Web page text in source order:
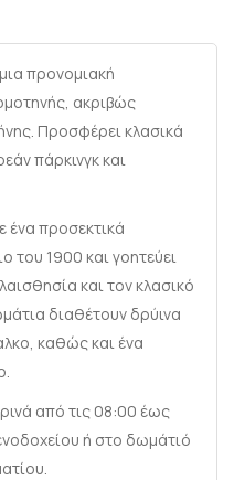
προνομιακή
ακριβώς
Προσφέρει κλασικά
πάρκινγκ και
ένα προσεκτικά
του 1900 και γοητεύει
και τον κλασικό
διαθέτουν δρύινα
καθώς και ένα
από τις 08:00 έως
ή στο δωμάτιό